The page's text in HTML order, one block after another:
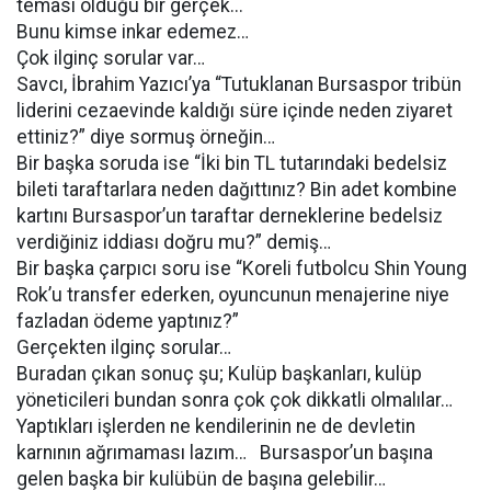
teması olduğu bir gerçek...
Bunu kimse inkar edemez…
Çok ilginç sorular var…
Savcı, İbrahim Yazıcı’ya “Tutuklanan Bursaspor tribün
liderini cezaevinde kaldığı süre içinde neden ziyaret
ettiniz?” diye sormuş örneğin…
Bir başka soruda ise “İki bin TL tutarındaki bedelsiz
bileti taraftarlara neden dağıttınız? Bin adet kombine
kartını Bursaspor’un taraftar derneklerine bedelsiz
verdiğiniz iddiası doğru mu?” demiş…
Bir başka çarpıcı soru ise “Koreli futbolcu Shin Young
Rok’u transfer ederken, oyuncunun menajerine niye
fazladan ödeme yaptınız?”
Gerçekten ilginç sorular…
Buradan çıkan sonuç şu; Kulüp başkanları, kulüp
yöneticileri bundan sonra çok çok dikkatli olmalılar…
Yaptıkları işlerden ne kendilerinin ne de devletin
karnının ağrımaması lazım… Bursaspor’un başına
gelen başka bir kulübün de başına gelebilir…